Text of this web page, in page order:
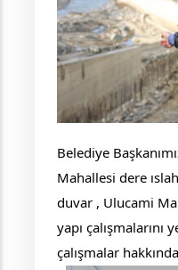
Belediye
Mahallesi dere
duvar , Ulucami
yapı çalışmalarını
çalışmalar